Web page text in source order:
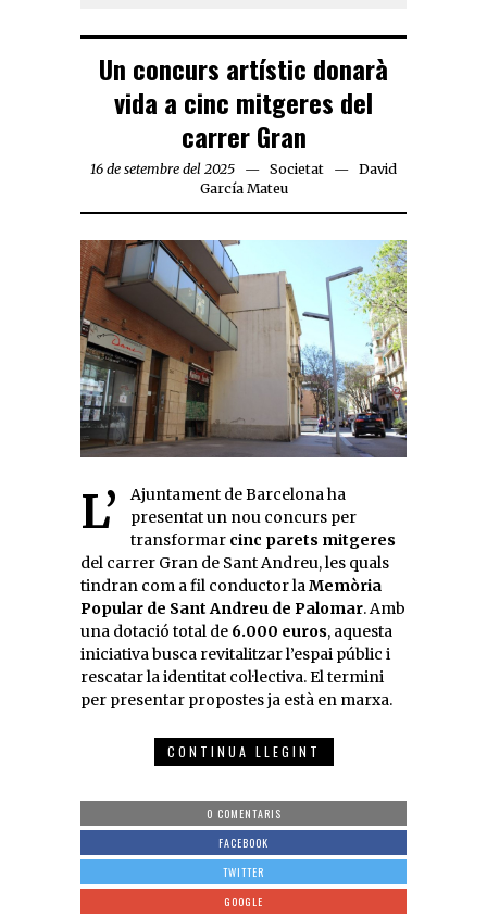
Un concurs artístic donarà
vida a cinc mitgeres del
carrer Gran
16 de setembre del 2025 Societat
David
García Mateu
L’Ajuntament de Barcelona ha
presentat un nou concurs per
transformar cinc parets mitgeres
del carrer Gran de Sant Andreu, les quals
tindran com a fil conductor laMemòria
Popular de Sant Andreu de Palomar. Amb
una dotació total de 6.000 euros, aquesta
iniciativa busca revitalitzar l’espai públic i
rescatar la identitat col·lectiva. El termini
per presentar propostes ja està en marxa.
CONTINUA LLEGINT
0 COMENTARIS
FACEBOOK
TWITTER
GOOGLE